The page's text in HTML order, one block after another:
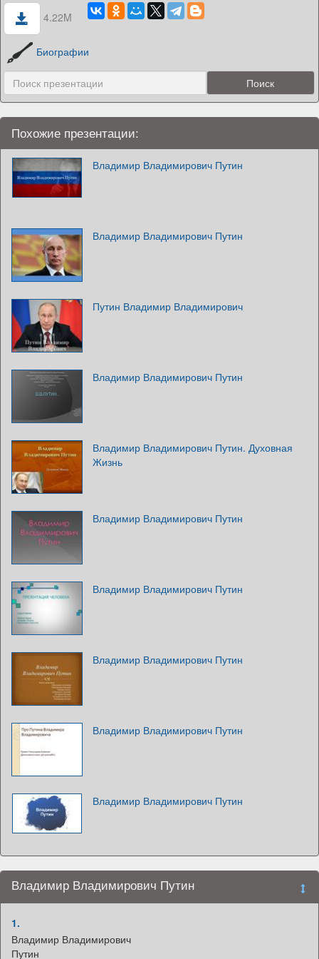
4.22M
Биографии
Похожие презентации:
Владимир Владимирович Путин
Владимир Владимирович Путин
Путин Владимир Владимирович
Владимир Владимирович Путин
Владимир Владимирович Путин. Духовная
Жизнь
Владимир Владимирович Путин
Владимир Владимирович Путин
Владимир Владимирович Путин
Владимир Владимирович Путин
Владимир Владимирович Путин
Владимир Владимирович Путин
1.
Владимир Владимирович
Путин